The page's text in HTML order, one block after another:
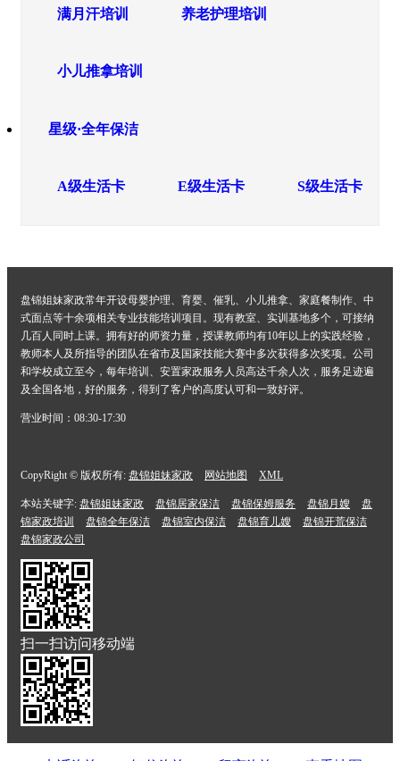
满月汗培训 养老护理培训
小儿推拿培训
星级·全年保洁
A级生活卡 E级生活卡 S级生活卡
盘锦姐妹家政常年开设母婴护理、育婴、催乳、小儿推拿、家庭餐制作、中
式面点等十余项相关专业技能培训项目。现有教室、实训基地多个，可接纳
几百人同时上课。拥有好的师资力量，授课教师均有10年以上的实践经验，
教师本人及所指导的团队在省市及国家技能大赛中多次获得多次奖项。公司
和学校成立至今，每年培训、安置家政服务人员高达千余人次，服务足迹遍
及全国各地，好的服务，得到了客户的高度认可和一致好评。
营业时间：08:30-17:30
CopyRight © 版权所有: 盘锦姐妹家政 网站地图 XML
本站关键字: 盘锦姐妹家政 盘锦居家保洁 盘锦保姆服务 盘锦月嫂
盘
锦家政培训
盘锦全年保洁 盘锦室内保洁 盘锦育儿嫂
盘锦开荒保洁
盘锦家政公司
扫一扫访问移动端